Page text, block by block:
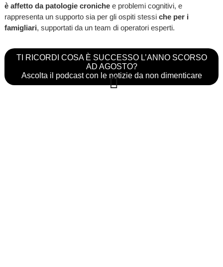
è affetto da patologie cronichee problemi cognitivi, e
rappresenta un supporto sia per gli ospiti stessi che per i
famigliari, supportati da un team di operatori esperti.
TI RICORDI COSA È SUCCESSO L’ANNO SCORSO
AD AGOSTO?
Ascolta il podcast con le notizie da non dimenticare